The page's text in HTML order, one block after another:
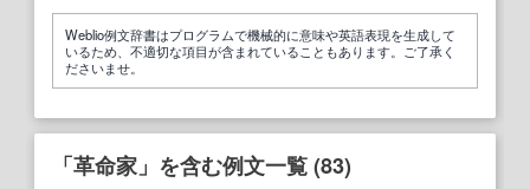
Weblio例文辞書はプログラムで機械的に意味や英語表現を生成して
いるため、不適切な項目が含まれていることもあります。ご了承く
ださいませ。
「革命家」を含む例文一覧 (83)